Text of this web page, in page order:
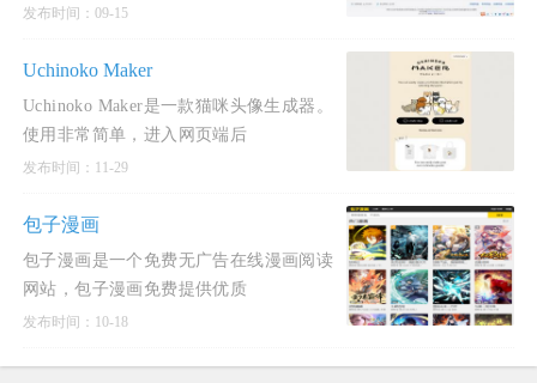
发布时间：09-15
Uchinoko Maker
Uchinoko Maker是一款猫咪头像生成器。
使用非常简单，进入网页端后
发布时间：11-29
包子漫画
包子漫画是一个免费无广告在线漫画阅读
网站，包子漫画免费提供优质
发布时间：10-18